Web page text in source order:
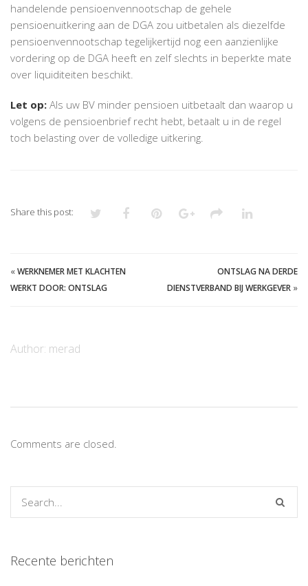
handelende pensioenvennootschap de gehele
pensioenuitkering aan de DGA zou uitbetalen als diezelfde
pensioenvennootschap tegelijkertijd nog een aanzienlijke
vordering op de DGA heeft en zelf slechts in beperkte mate
over liquiditeiten beschikt.
Let op: Als uw BV minder pensioen uitbetaalt dan waarop u
volgens de pensioenbrief recht hebt, betaalt u in de regel
toch belasting over de volledige uitkering.
Share this post:
«WERKNEMER MET KLACHTEN
WERKT DOOR: ONTSLAG
ONTSLAG NA DERDE
DIENSTVERBAND BIJ WERKGEVER »
Author: merad
Comments are closed.
Recente berichten